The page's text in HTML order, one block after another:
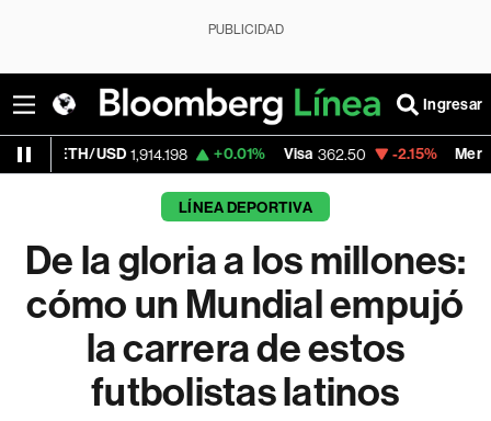
PUBLICIDAD
Ingresar
+0.01% Visa 362.50 -2.15% MercadoLibre 1,821.795
LÍNEA DEPORTIVA
De la gloria a los millones:
cómo un Mundial empujó
la carrera de estos
futbolistas latinos